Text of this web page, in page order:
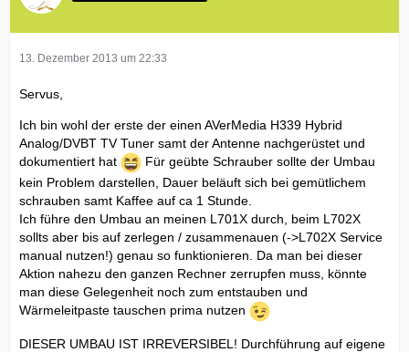
13. Dezember 2013 um 22:33
Servus,
Ich bin wohl der erste der einen AVerMedia H339 Hybrid
Analog/DVBT TV Tuner samt der Antenne nachgerüstet und
dokumentiert hat
Für geübte Schrauber sollte der Umbau
kein Problem darstellen, Dauer beläuft sich bei gemütlichem
schrauben samt Kaffee auf ca 1 Stunde.
Ich führe den Umbau an meinen L701X durch, beim L702X
sollts aber bis auf zerlegen / zusammenauen (->L702X Service
manual nutzen!) genau so funktionieren. Da man bei dieser
Aktion nahezu den ganzen Rechner zerrupfen muss, könnte
man diese Gelegenheit noch zum entstauben und
Wärmeleitpaste tauschen prima nutzen
DIESER UMBAU IST IRREVERSIBEL! Durchführung auf eigene